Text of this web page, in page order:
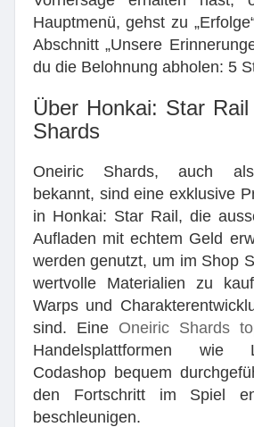
Hauptmenü, gehst zu
Abschnitt „Unsere
du die Belohnung abholen: 5
Über Honkai: Star
Shards
Oneiric Shards, auch als
bekannt, sind eine exklusive
in Honkai: Star Rail, die
Aufladen mit echtem Geld
werden genutzt, um im Shop
wertvolle Materialien zu
Warps und
sind. Eine Oneiric Shards
Handelsplattformen wie
Codashop bequem
den Fortschritt im Spiel
beschleunigen.